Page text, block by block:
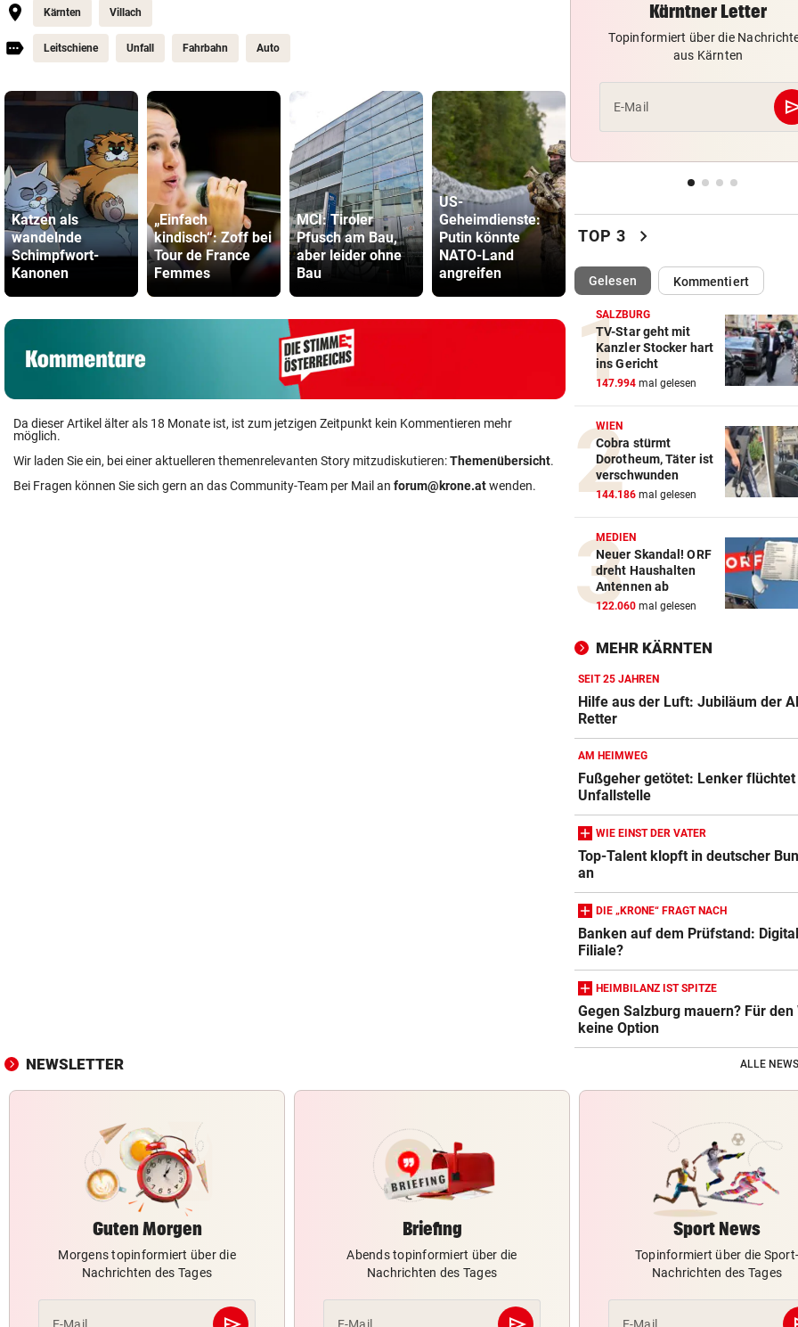
Kärnten Villach
Leitschiene Unfall Fahrbahn Auto
Katzen als
wandelnde
Schimpfwort-
Kanonen
„Einfach
kindisch“: Zoff bei
Tour de France
Femmes
MCI: Tiroler
Pfusch am Bau,
aber leider ohne
Bau
US-
Geheimdienste:
Putin könnte
NATO-Land
angreifen
Waldbrände
eskalieren!
gesperrt
Festival
Da dieser Artikel älter als 18 Monate ist, ist zum jetzigen Zeitpunkt kein Kommentieren mehr
möglich.
Wir laden Sie ein, bei einer aktuelleren themenrelevanten Story mitzudiskutieren:Themenübersicht.
Bei Fragen können Sie sich gern an das Community-Team per Mail an forum@krone.atwenden.
BABYGLÜCK MIT TOM BECK vor 2
Drittes Kind für „GZSZ“-Star
Chryssanthi Kavazi
vor 2
Mann ein – tot
Bewohner evakuiert
RÜCKSCHLAG VOR US OPEN
Sabalenka und Pegula in
früh ausgeschieden
SEGELN: vor
OeSV-Duos bei Olympia-
LA auf Endrang acht
Kärntner Letter
Topinformiert über die
aus Kärnten
E-Mail
TOP 3 chevron_right
Gelesen(ausgewählt)Kommentiert
SALZBURG
TV-Star geht mit
Kanzler Stocker hart
ins Gericht
147.994 mal gelesen
WIEN
Cobra stürmt
Dorotheum, Täter ist
verschwunden
144.186 mal gelesen
MEDIEN
Neuer Skandal! ORF
dreht Haushalten
Antennen ab
122.060 mal gelesen
MEHR KÄRNTEN
SEIT 25 JAHREN
Hilfe aus der Luft: Jubiläum der
Retter
AM HEIMWEG
Fußgeher getötet: Lenker flüchtet
Unfallstelle
WIE EINST DER VATER
Top-Talent klopft in deutscher
an
DIE „KRONE“ FRAGT NACH
Banken auf dem Prüfstand:
Filiale?
HEIMBILANZ IST SPITZE
Gegen Salzburg mauern? Für den
keine Option
NEWSLETTER ALLE
Guten Morgen
Morgens topinformiert über die
Nachrichten des Tages
Briefing
Abends topinformiert über die
Nachrichten des Tages
Sport News
Topinformiert über die Sport-
Nachrichten des Tages